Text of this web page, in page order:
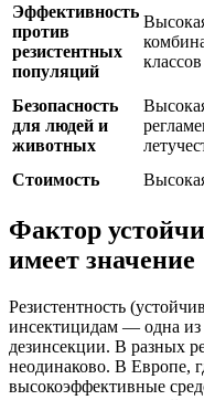
Эффективность
против
резистентных
популяций
Безопасность
для людей и
животных
Стоимость
Фактор
имеет значение
Резистентность
инсектицидам — одна из
дезинсекции. В разных
неодинаково. В Европе,
высокоэффективные